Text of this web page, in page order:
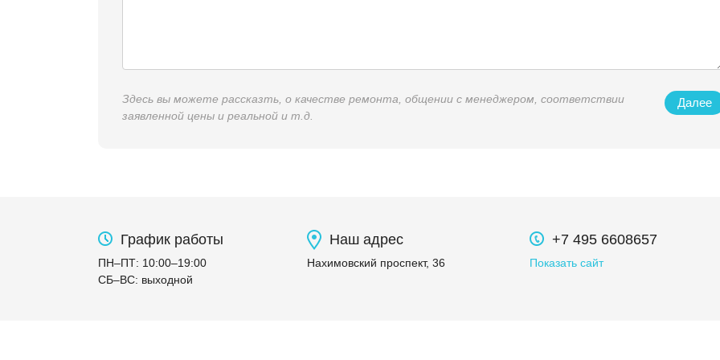
Здесь вы можете рассказть, о качестве ремонта, общении с менеджером, соответствии
заявленной цены и реальной и т.д.
Далее
График работы
ПН–ПТ: 10:00–19:00
СБ–ВС: выходной
Наш адрес
Нахимовский проспект, 36
+7 495 6608657
Показать сайт